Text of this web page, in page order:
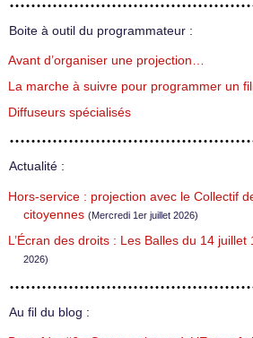
Boite à outil du programmateur :
Avant d’organiser une projection…
La marche à suivre pour programmer un
Diffuseurs spécialisés
Actualité :
Hors-service : projection avec le Collectif
citoyennes (Mercredi 1er juillet 2026)
L’Écran des droits : Les Balles du 14 juillet
2026)
Au fil du blog :